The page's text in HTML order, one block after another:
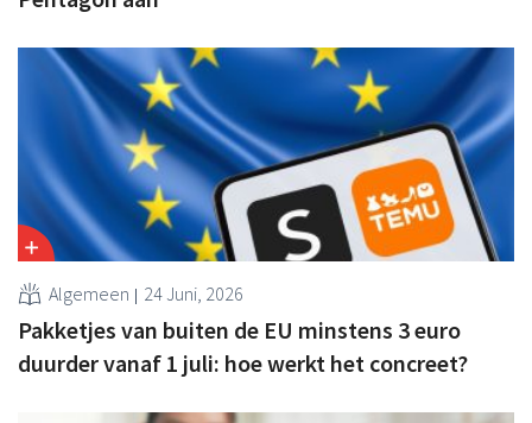
Algemeen 24 Juni, 2026
Pakketjes van buiten de EU minstens 3 euro
duurder vanaf 1 juli: hoe werkt het concreet?